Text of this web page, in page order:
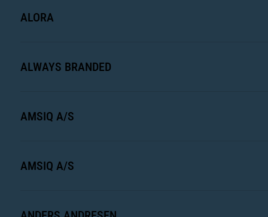
ALORA
ALWAYS BRANDED
AMSIQ A/S
AMSIQ A/S